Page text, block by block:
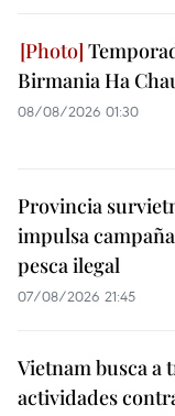
Birmania Ha
08/08/2026 01:30
Provincia
impulsa
pesca ilegal
07/08/2026 21:45
Vietnam busca a
actividades